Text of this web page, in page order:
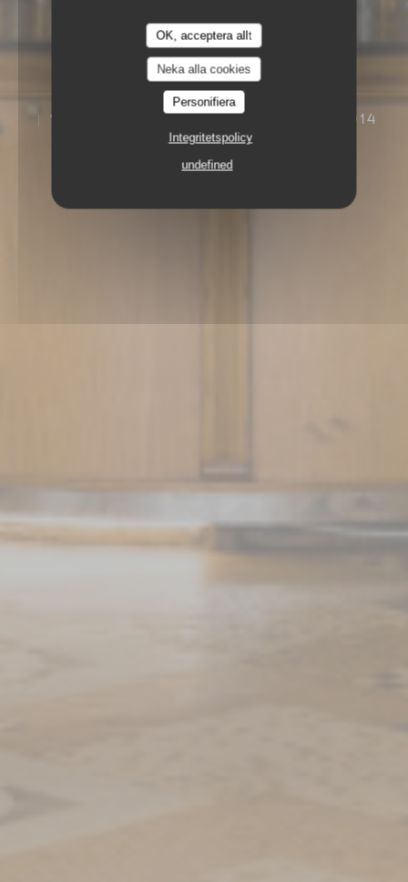
OK, acceptera allt
Neka alla cookies
Personifiera
Integritetspolicy
undefined
102, BOULEVARD DE MONTPARNASSE 75014
PARIS